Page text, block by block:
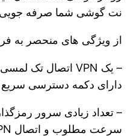
نت گوشی شما صرفه
از ویژگی های منحصر به
دارای دکمه دسترسی
– تعداد زیادی سرور
سرعت مطلوب و اتصال VPN را تضمین می کند.